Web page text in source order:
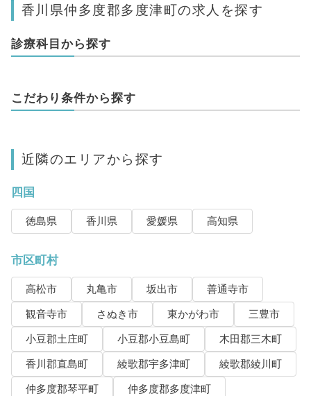
香川県仲多度郡多度津町の求人を探す
診療科目から探す
こだわり条件から探す
近隣のエリアから探す
四国
徳島県 香川県 愛媛県 高知県
市区町村
高松市 丸亀市 坂出市
善通寺市
観音寺市
さぬき市 東かがわ市
三豊市
小豆郡土庄町
小豆郡小豆島町
木田郡三木町
香川郡直島町
綾歌郡宇多津町
綾歌郡綾川町
仲多度郡琴平町
仲多度郡多度津町